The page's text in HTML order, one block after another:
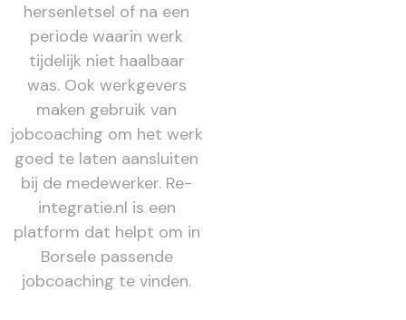
hersenletsel of na een
periode waarin werk
tijdelijk niet haalbaar
was. Ook werkgevers
maken gebruik van
jobcoaching om het werk
goed te laten aansluiten
bij de medewerker. Re-
integratie.nl is een
platform dat helpt om in
Borsele passende
jobcoaching te vinden.